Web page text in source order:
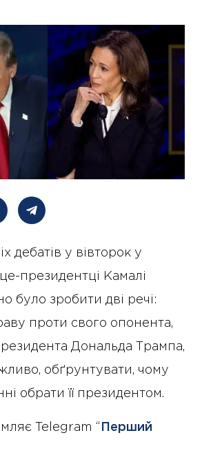
дебатів у вівторок у
президентці Камалі
було зробити дві речі:
проти свого опонента,
Дональда Трампа,
обґрунтувати, чому
обрати її президентом.
Telegram “ Перший